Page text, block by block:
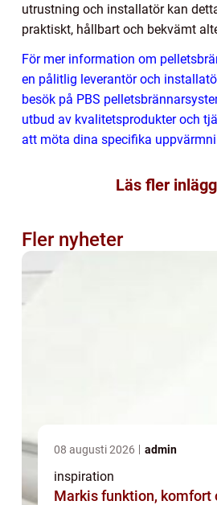
utrustning och installatör kan
praktiskt, hållbart och bekvämt
För mer information om
en pålitlig leverantör och
besök på PBS
utbud av kvalitetsprodukter och
att möta dina specifika
Läs fler
Fler nyheter
08 augusti 2026 admin
inspiration
Markis funktion, komfort och design för